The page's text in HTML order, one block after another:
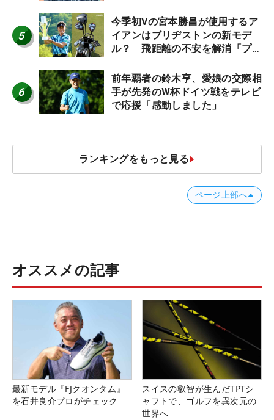
5
今季初Vの宮本勝昌が使用するア
イアンはブリヂストンの新モデ
ル？ 飛距離の不安を解消「プラ
6
前年覇者の鈴木亨、愛娘の交際相
手が先発のW杯ドイツ戦をテレビ
で応援「感動しました」
ランキングをもっと見る
ページ上部へ
オススメの記事
最新モデル『FJクオンタム』
を石井良介プロがチェック
スイスの叡智が生んだTPTシ
ャフトで、ゴルフを異次元の
世界へ